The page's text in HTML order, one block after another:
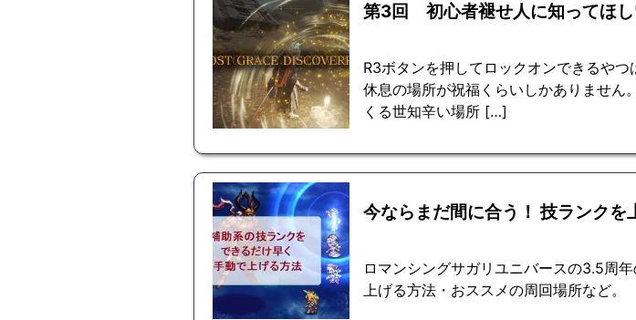
第3回 初心者褪せ人に知ってほ
R3ボタンを押してロックオンできるや
休息の場所が祝福くらいしかありません
くる世知辛い場所 […]
今ならまだ間に合う！ 技ランクを
ロマンシングサガリユニバースの3.5周
上げる方法・おススメの周回場所など。